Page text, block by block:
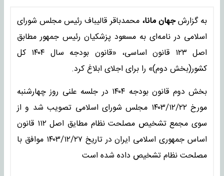
به گزارشجهان مانا، محمدباقر قالیباف رئیس مجلس شورای
اسلامی در نامه‌ای به مسعود پزشکیان رئیس جمهور مطابق
اصل ۱۲۳ قانون اساسی، «قانون بودجه سال ۱۴۰۴ کل
کشور(بخش دوم)» را برای اجلای ابلاغ کرد.
بخش دوم قانون بودجه ۱۴۰۴ در جلسه علنی روز چهارشنبه
مورخ ۱۴۰۳/۱۲/۲۲ مجلس شورای اسلامی تصویب شد و از
سوی مجمع تشخیص مصلحت نظام مطایق اصل ۱۱۲ قانون
اساس جمهوری اسلامی ایران در تاریخ ۱۴۰۳/۱۲/۲۷ موافق با
مصلحت نظام تشخیص داده شده است